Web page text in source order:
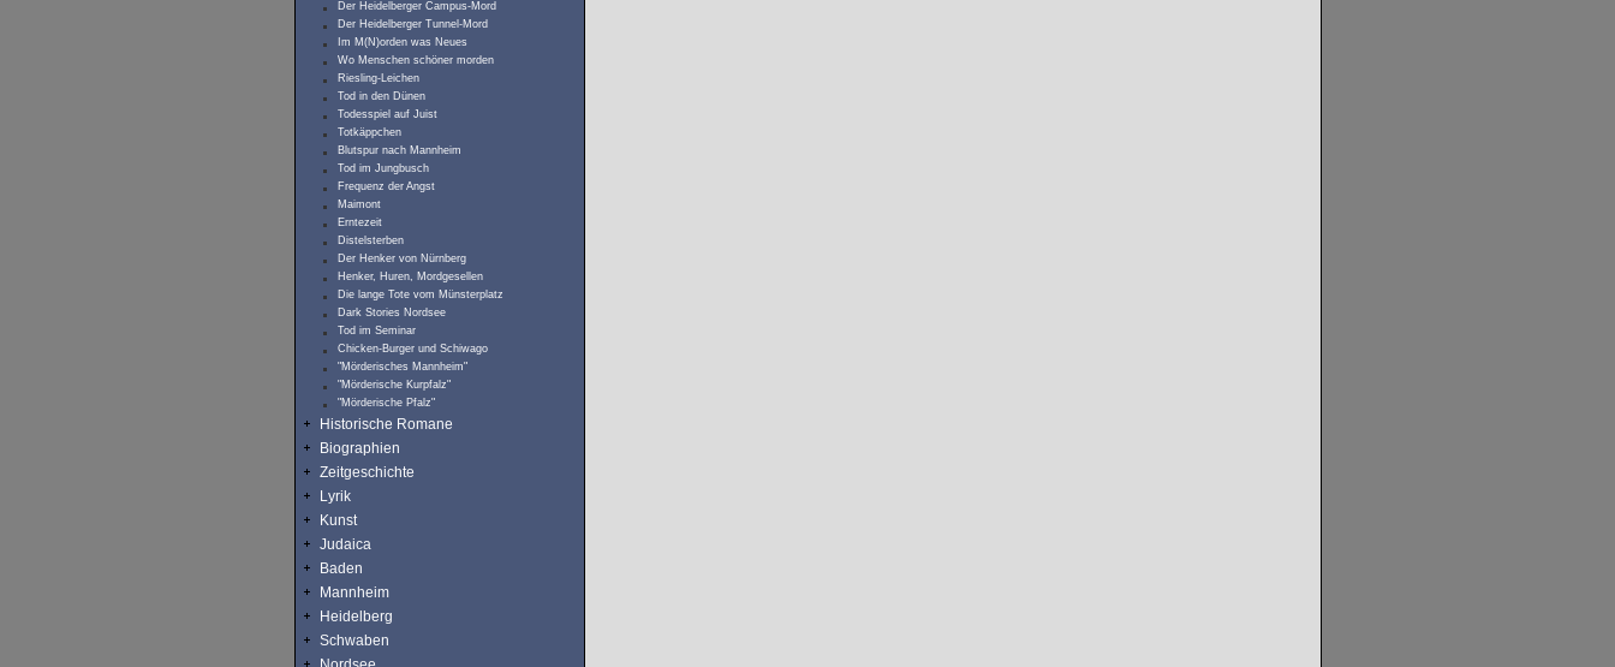
Der Heidelberger Campus-Mord
Der Heidelberger Tunnel-Mord
Im M(N)orden was Neues
Wo Menschen schöner morden
Riesling-Leichen
Tod in den Dünen
Todesspiel auf Juist
Totkäppchen
Blutspur nach Mannheim
Tod im Jungbusch
Frequenz der Angst
Maimont
Erntezeit
Distelsterben
Der Henker von Nürnberg
Henker, Huren, Mordgesellen
Die lange Tote vom Münsterplatz
Dark Stories Nordsee
Tod im Seminar
Chicken-Burger und Schiwago
"Mörderisches Mannheim"
"Mörderische Kurpfalz"
"Mörderische Pfalz"
Historische Romane
Biographien
Zeitgeschichte
Lyrik
Kunst
Judaica
Baden
Mannheim
Heidelberg
Schwaben